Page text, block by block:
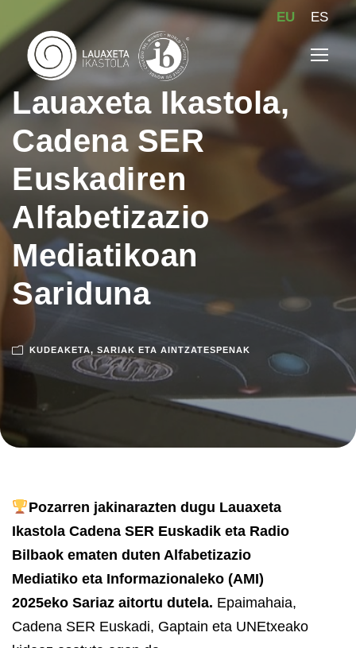
EU ES
Lauaxeta Ikastola,
Cadena SER
Euskadiren
Alfabetizazio
Mediatikoan
Sariduna
KUDEAKETA, SARIAK ETA AINTZATESPENAK
Pozarren jakinarazten dugu Lauaxeta
Ikastola Cadena SER Euskadik eta Radio
Bilbaok ematen duten Alfabetizazio
Mediatiko eta Informazionaleko (AMI)
2025eko Sariaz aitortu dutela. Epaimahaia,
Cadena SER Euskadi, Gaptain eta UNEtxeako